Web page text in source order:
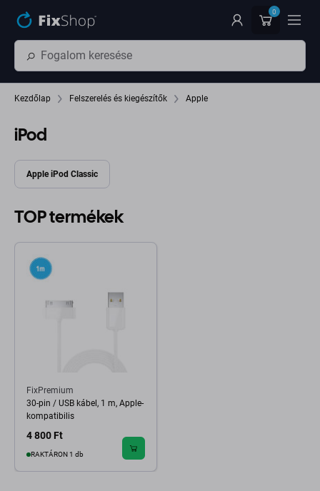
0
Kezdőlap Felszerelés és kiegészítők Apple
iPod
Apple iPod Classic
TOP termékek
FixPremium
30-pin / USB kábel, 1 m, Apple-
kompatibilis
4 800 Ft
RAKTÁRON 1 db